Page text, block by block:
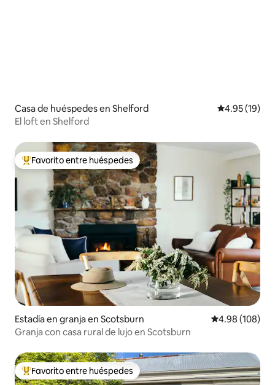
Casa de huéspedes en Shelford Calificación
4.95 (19)
El loft en Shelford
Favorito entre huéspedes preferido
Favorito entre huéspedes
Estadía en granja en Scotsburn Calificación
4.98 (108)
Granja con casa rural de lujo en Scotsburn
Favorito entre huéspedes preferido
Favorito entre huéspedes